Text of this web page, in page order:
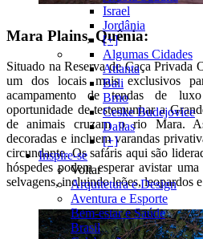
Israel
Jordânia
[+]
Algumas Cidades
Atlanta
Bali
Brno
Ceske Budejovice
Dallas
[+]
Inspire-se
Voltar
Arquitetura e Design
Aventura e Esporte
Bem-estar e Saúde
Brasil
Mara Plains, Quênia:
Situado na Reserva de Caça Privada
um dos locais mais exclusivos
acampamento de tendas de
oportunidade de testemunhar a
de animais cruzam o rio Mara.
decoradas e incluem varandas
circundante. Os safáris aqui são
hóspedes podem esperar avistar
selvagens, incluindo leões, leopardos